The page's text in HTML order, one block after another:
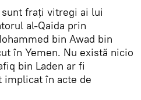
sunt fraţi vitregi ai lui
al-Qaida prin
bin Awad bin
în Yemen. Nu există nicio
bin Laden ar fi
implicat în acte de